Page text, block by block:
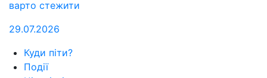
варто стежити
29.07.2026
Куди піти?
Події